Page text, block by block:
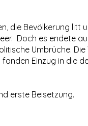
die Bevölkerung litt
Doch es endete
Umbrüche.
Einzug in die
erste Beisetzung.